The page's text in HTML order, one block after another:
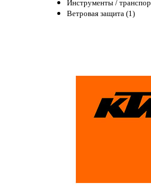
Инструменты /
Ветровая защита (1)